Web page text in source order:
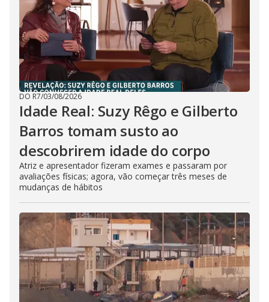
DO R7/03/08/2026
Idade Real: Suzy Rêgo e Gilberto
Barros tomam susto ao
descobrirem idade do corpo
Atriz e apresentador fizeram exames e passaram por
avaliações físicas; agora, vão começar três meses de
mudanças de hábitos